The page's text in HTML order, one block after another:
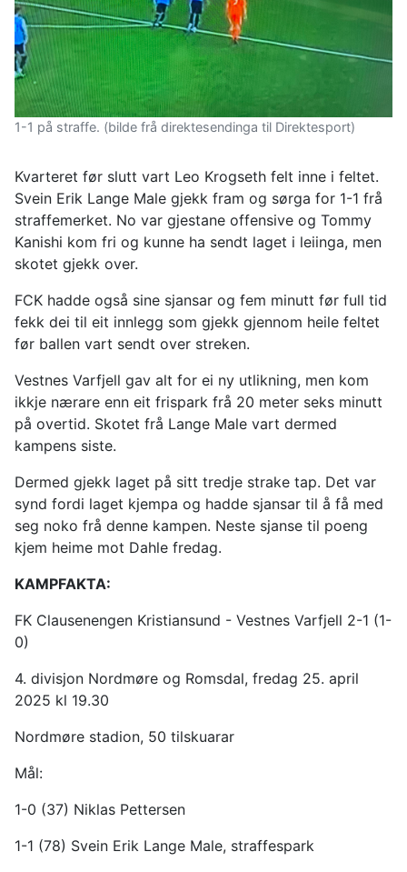
1-1 på straffe. (bilde frå direktesendinga til Direktesport)
Kvarteret før slutt vart Leo Krogseth felt inne i feltet.
Svein Erik Lange Male gjekk fram og sørga for 1-1 frå
straffemerket. No var gjestane offensive og Tommy
Kanishi kom fri og kunne ha sendt laget i leiinga, men
skotet gjekk over.
FCK hadde også sine sjansar og fem minutt før full tid
fekk dei til eit innlegg som gjekk gjennom heile feltet
før ballen vart sendt over streken.
Vestnes Varfjell gav alt for ei ny utlikning, men kom
ikkje nærare enn eit frispark frå 20 meter seks minutt
på overtid. Skotet frå Lange Male vart dermed
kampens siste.
Dermed gjekk laget på sitt tredje strake tap. Det var
synd fordi laget kjempa og hadde sjansar til å få med
seg noko frå denne kampen. Neste sjanse til poeng
kjem heime mot Dahle fredag.
KAMPFAKTA:
FK Clausenengen Kristiansund - Vestnes Varfjell 2-1 (1-
0)
4. divisjon Nordmøre og Romsdal, fredag 25. april
2025 kl 19.30
Nordmøre stadion, 50 tilskuarar
Mål:
1-0 (37) Niklas Pettersen
1-1 (78) Svein Erik Lange Male, straffespark